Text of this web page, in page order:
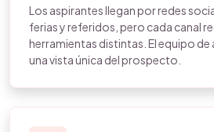
Los aspirantes llegan por redes
ferias y referidos, pero cada canal
herramientas distintas. El equipo
una vista única del prospecto.